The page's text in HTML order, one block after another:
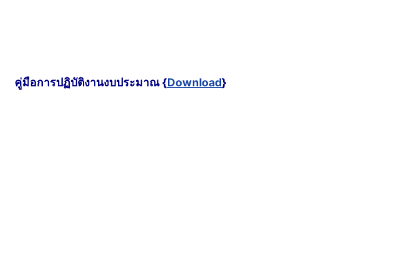
คู่มือการปฏิบัติงานงบประมาณ {Download}